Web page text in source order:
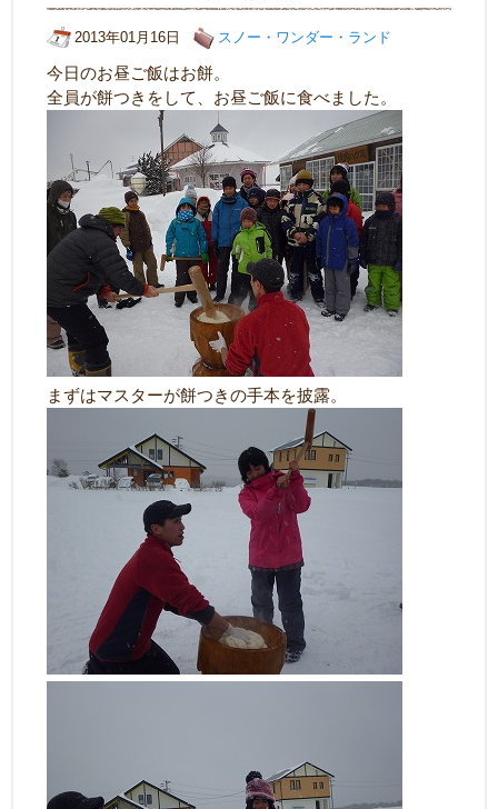
2013年01月16日 スノー・ワンダー・ランド
今日のお昼ご飯はお餅。
全員が餅つきをして、お昼ご飯に食べました。
まずはマスターが餅つきの手本を披露。